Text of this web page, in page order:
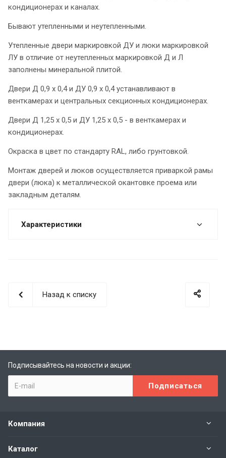
кондиционерах и каналах.
Бывают утепленными и неутепленными.
Утепленные двери маркировкой ДУ и люки маркировкой
ЛУ в отличие от неутепленных маркировкой Д и Л
заполнены минеральной плитой.
Двери Д 0,9 х 0,4 и ДУ 0,9 х 0,4 устанавливают в
венткамерах и центральных секционных кондиционерах.
Двери Д 1,25 х 0,5 и ДУ 1,25 х 0,5 - в венткамерах и
кондиционерах.
Окраска в цвет по стандарту RAL, либо грунтовкой.
Монтаж дверей и люков осуществляется приваркой рамы
двери (люка) к металлической окантовке проема или
закладным деталям.
Характеристики
Назад к списку
Подписывайтесь на новости и акции:
Компания
Каталог